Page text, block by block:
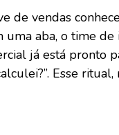
de vendas
uma aba, o time
já está pronto
Esse